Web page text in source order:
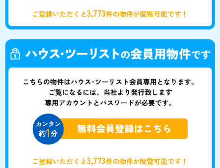
ご登録いただくと3,773件の物件が閲覧可能です！
ご登録いただくと3,773件の物件が閲覧可能です！